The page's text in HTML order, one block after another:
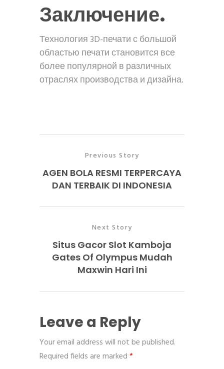
Заключение.
Технология 3D-печати с большой
областью печати становится все
более популярной в различных
отраслях производства и дизайна.
Previous Story
AGEN BOLA RESMI TERPERCAYA
DAN TERBAIK DI INDONESIA
Next Story
Situs Gacor Slot Kamboja
Gates Of Olympus Mudah
Maxwin Hari Ini
Leave a Reply
Your email address will not be published.
Required fields are marked*